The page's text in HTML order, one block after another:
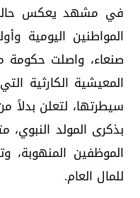
في مشهد يعكس حالة
المواطنين اليومية
صنعاء، واصلت حكومة
المعيشية الكارثية
سيطرتها، لتعلن بدلاً
بذكرى المولد
الموظفين
للمال العام.